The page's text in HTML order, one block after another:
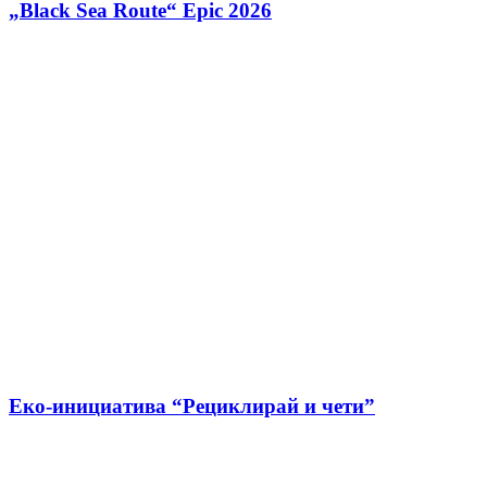
„Black Sea Route“ Epic 2026
Еко-инициатива “Рециклирай и чети”